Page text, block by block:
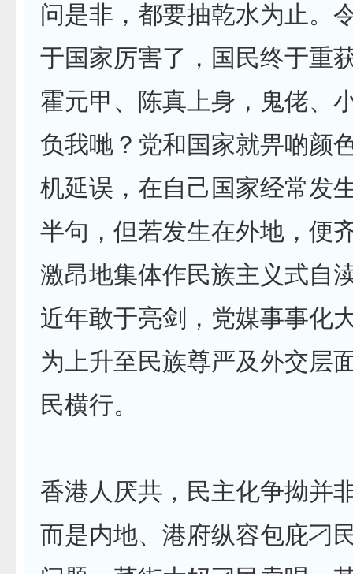
问是非，都要抽乾水为止。
于国家厉害了，国民终于重
霍元甲、陈真上身，鬼佬、
负我哋？党和国家就畀啲颜
机延误，在自己国家经常发
半句，但若发生在外地，便
激昂地集体作民族主义式自
近年敢于亮剑，党媒事事化
为上升至民族尊严及外交层
民横行。
香港人厌共，民主化争拗并
而是内地、港府纵容包庇刁